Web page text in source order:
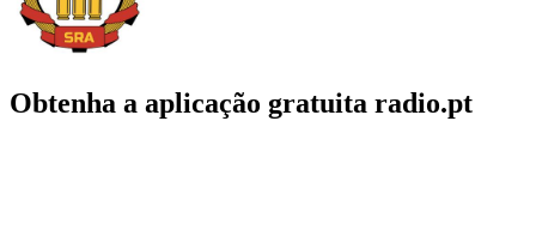
Obtenha a aplicação gratuita radio.pt